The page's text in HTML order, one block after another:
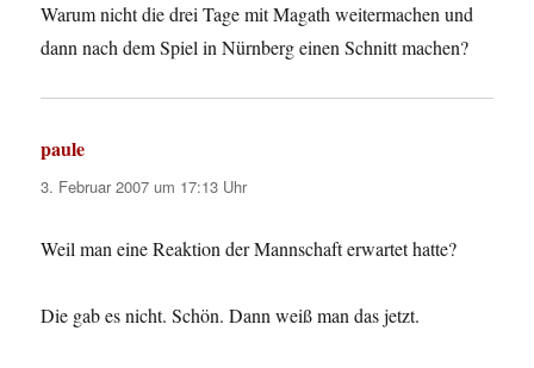
Warum nicht die drei Tage mit Magath weitermachen und
dann nach dem Spiel in Nürnberg einen Schnitt machen?
paule
3. Februar 2007 um 17:13 Uhr
Weil man eine Reaktion der Mannschaft erwartet hatte?
Die gab es nicht. Schön. Dann weiß man das jetzt.